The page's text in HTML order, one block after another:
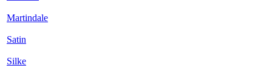
Martindale
Satin
Silke